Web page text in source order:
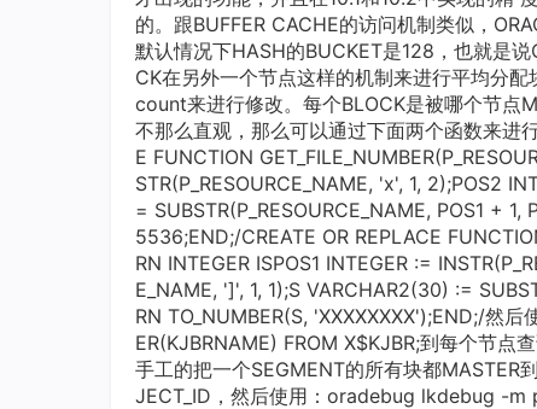
的。跟BUFFER CACHE的访问机制类似，
默认情况下HASH的BUCKET是128，也就是
CK在另外一个节点这样的机制来进行平均分
count来进行修改。每个BLOCK是被哪个节点
不那么直观，那么可以通过下面两个函数来进
E FUNCTION
STR(P_RESOURCE_NAME, 'x', 1, 2);POS2
= SUBSTR(P_RESOURCE_NAME, POS1 +
5536;END;/CREATE OR REPLACE
RN INTEGER ISPOS1 INTEGER :=
E_NAME, ']', 1, 1);S VARCHAR2(30) :=
RN TO_NUMBER(S, 'XXXXXXXX');END;/然后
ER(KJBRNAME) FROM X$KJBR;到每个节点
手工的把一个SEGMENT的所有块都MASTER
JECT_ID，然后使用：oradebug lkdebug -m